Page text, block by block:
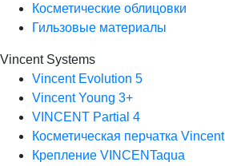
Косметические облицовки
Гильзовые материалы
Vincent Systems
Vincent Evolution 5
Vincent Young 3+
VINCENT Partial 4
Косметическая перчатка Vincent
Крепление VINCENTaqua